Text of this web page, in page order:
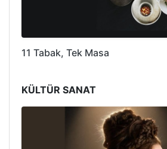
11 Tabak, Tek Masa
KÜLTÜR SANAT